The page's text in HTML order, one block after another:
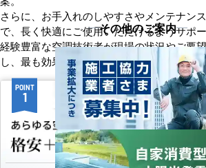
さらに、お手入れのしやすさやメンテナン
で、長く快適にご使用いただけるようサポー
経験豊富な空調技術者が現場の状況やご要
し、最も効果的で効率的なプランをお届けし
POINT
1
POINT
2
その他のご案内